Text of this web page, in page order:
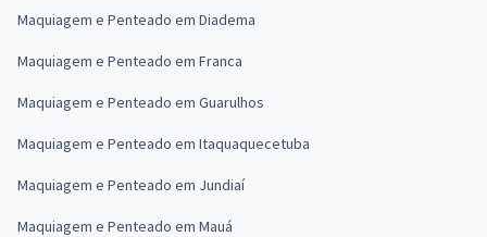
Maquiagem e Penteado em Diadema
Maquiagem e Penteado em Franca
Maquiagem e Penteado em Guarulhos
Maquiagem e Penteado em Itaquaquecetuba
Maquiagem e Penteado em Jundiaí
Maquiagem e Penteado em Mauá